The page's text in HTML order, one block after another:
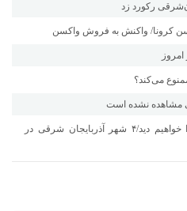
رکورد زد
می‌کند؟
مشاهده نشده است
نتیجه‌ی رفت و آمدهای ولنتاینی را خواهیم دید/۴ شهر آذربایجان شرقی در